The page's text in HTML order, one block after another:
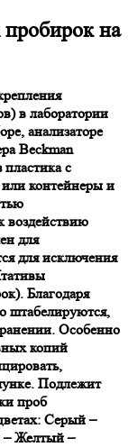
на
в лаборатории
анализаторе
Beckman
с
контейнеры и
воздействию
для
для исключения
Благодаря
штабелируются,
Особенно
копий
Подлежит
проб
Серый –
Желтый –